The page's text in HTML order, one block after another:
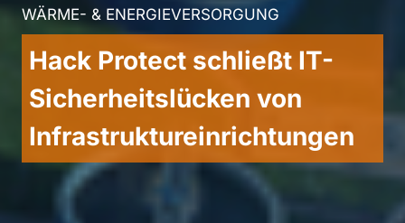
WÄRME- & ENERGIEVERSORGUNG
Hack Protect schließt IT-
Sicherheitslücken von
Infrastruktureinrichtungen